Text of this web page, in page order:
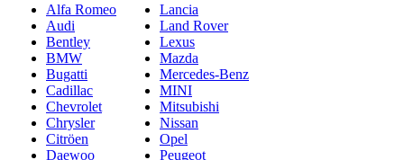
Alfa Romeo
Audi
Bentley
BMW
Bugatti
Cadillac
Chevrolet
Chrysler
Citröen
Daewoo
Lancia
Land Rover
Lexus
Mazda
Mercedes-Benz
MINI
Mitsubishi
Nissan
Opel
Peugeot